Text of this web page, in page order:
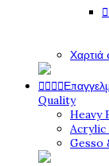


Quality
Heavy
Acrylic
Gesso